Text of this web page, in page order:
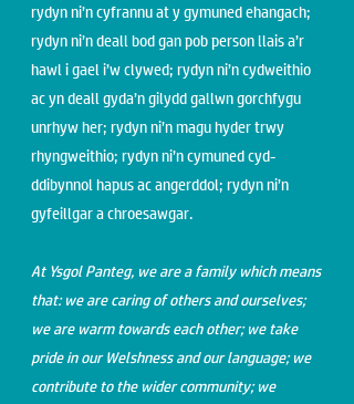
rydyn ni’n cyfrannu at y gymuned ehangach;
rydyn ni’n deall bod gan pob person llais a’r
hawl i gael i’w clywed; rydyn ni’n cydweithio
ac yn deall gyda’n gilydd gallwn gorchfygu
unrhyw her; rydyn ni’n magu hyder trwy
rhyngweithio; rydyn ni’n cymuned cyd-
ddibynnol hapus ac angerddol; rydyn ni’n
gyfeillgar a chroesawgar.
At Ysgol Panteg, we are a family which means
that: we are caring of others and ourselves;
we are warm towards each other; we take
pride in our Welshness and our language; we
contribute to the wider community; we